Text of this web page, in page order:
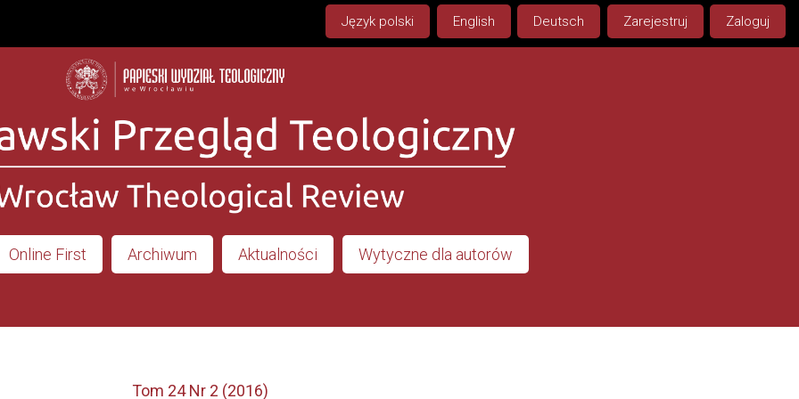
Język polski English Deutsch Zarejestruj Zaloguj
Online First Archiwum Aktualności Wytyczne dla autorów
Tom 24 Nr 2 (2016)